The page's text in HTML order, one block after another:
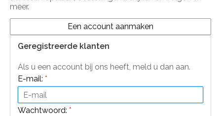
meer.
Een account aanmaken
Geregistreerde klanten
Als u een account bij ons heeft, meld u dan aan.
E-mail: *
Wachtwoord: *